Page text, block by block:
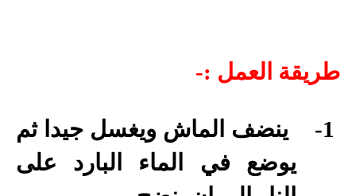
طريقة العمل :-
1-
ينضف الماش ويغسل جيدا ثم
يوضع في الماء البارد على